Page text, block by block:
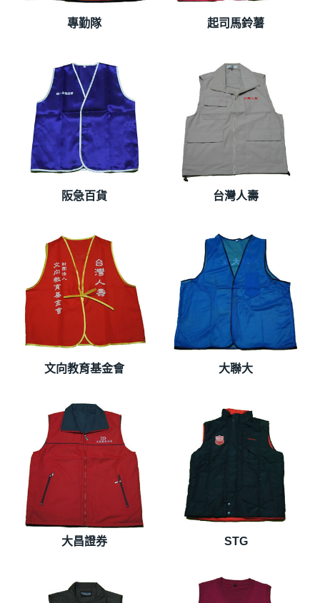
專勤隊 起司馬鈴薯
阪急百貨 台灣人壽
文向教育基金會 大聯大
大昌證券 STG